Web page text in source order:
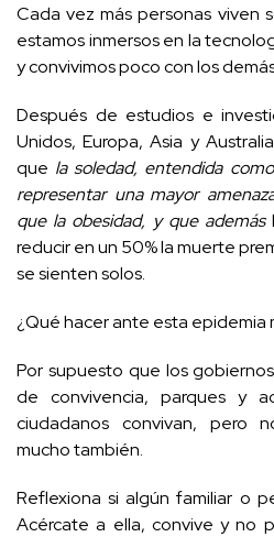
Cada vez más personas viven
estamos inmersos en la
y convivimos poco con los
Después de estudios e
Unidos, Europa, Asia y
que la soledad, entendida
representar una mayor
que la obesidad, y que además
reducir en un 50% la muerte
se sienten solos.
¿Qué hacer ante esta epidemia
Por supuesto que los
de convivencia, parques y
ciudadanos convivan, pero
mucho también.
Reflexiona si algún familiar o
Acércate a ella, convive y no